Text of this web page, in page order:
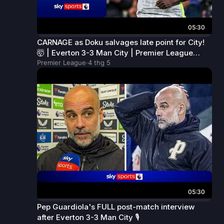
05:30
CARNAGE as Doku salvages late point for City!
🤯 | Everton 3-3 Man City | Premier League
Highlights
Premier League·4 thg 5
05:30
Pep Guardiola's FULL post-match interview
after Everton 3-3 Man City 🎙️